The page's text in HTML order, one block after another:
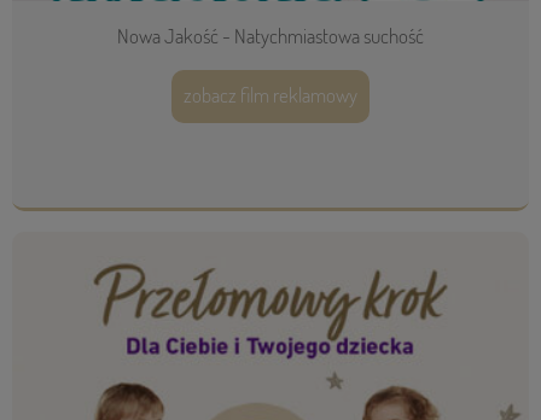
Nowa Jakość - Natychmiastowa suchość
zobacz film reklamowy